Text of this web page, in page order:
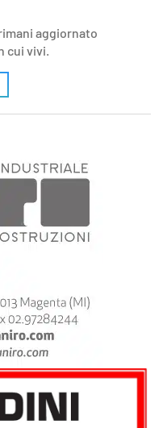
aggiornato
cui vivi.